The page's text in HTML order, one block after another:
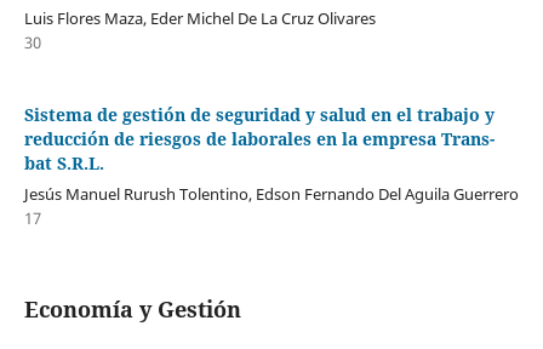
Luis Flores Maza, Eder Michel De La Cruz Olivares
30
Sistema de gestión de seguridad y salud en el trabajo y
reducción de riesgos de laborales en la empresa Trans-
bat S.R.L.
Jesús Manuel Rurush Tolentino, Edson Fernando Del Aguila Guerrero
17
Economía y Gestión